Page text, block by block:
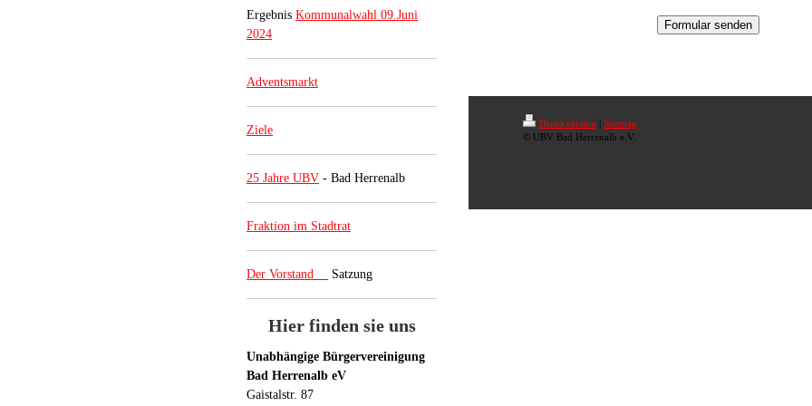
Ergebnis Kommunalwahl 09.Juni
2024
Adventsmarkt
Ziele
25 Jahre UBV - Bad Herrenalb
Fraktion im Stadtrat
Der Vorstand Satzung
Hier finden sie uns
Unabhängige Bürgervereinigung
Bad Herrenalb eV
Gaistalstr. 87
Druckversion
Sitemap
© UBV Bad Herrenalb e.V.